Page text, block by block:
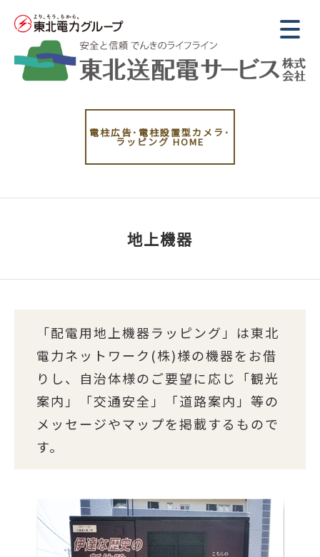
電柱広告･電柱設置型カメラ･
ラッピングHOME
地上機器
「配電用地上機器ラッピング」は東北
電力ネットワーク(株)様の機器をお借
りし、自治体様のご要望に応じ「観光
案内」「交通安全」「道路案内」等の
メッセージやマップを掲載するもので
す。